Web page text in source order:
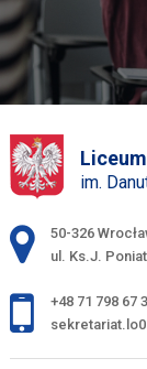
im.
Adres
50-326
ul. Ks.J.
+48 71 798 67